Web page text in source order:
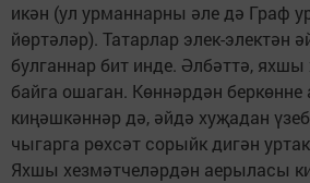
икән (ул урманнарны әле дә Граф
йөртәләр). Татарлар элек-электән
булганнар бит инде. Әлбәттә, яхшы
байга ошаган. Көннәрдән беркөнне
киңәшкәннәр дә, әйдә хуҗадан
чыгарга рөхсәт сорыйк дигән
Яхшы хезмәтчеләрдән аерыласы